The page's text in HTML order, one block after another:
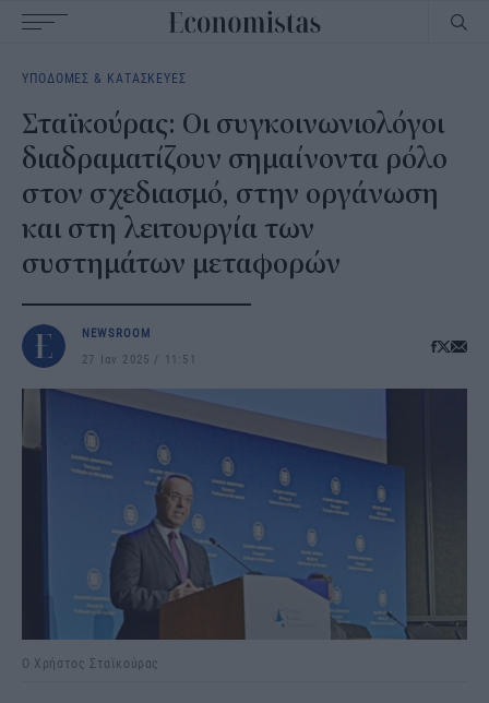
navigation
ΥΠΟΔΟΜΕΣ & ΚΑΤΑΣΚΕΥΕΣ
Σταϊκούρας: Οι συγκοινωνιολόγοι
διαδραματίζουν σημαίνοντα ρόλο
στον σχεδιασμό, στην οργάνωση
και στη λειτουργία των
συστημάτων μεταφορών
NEWSROOM
27 Ιαν 2025
11:51
Ο Χρήστος Σταϊκούρας